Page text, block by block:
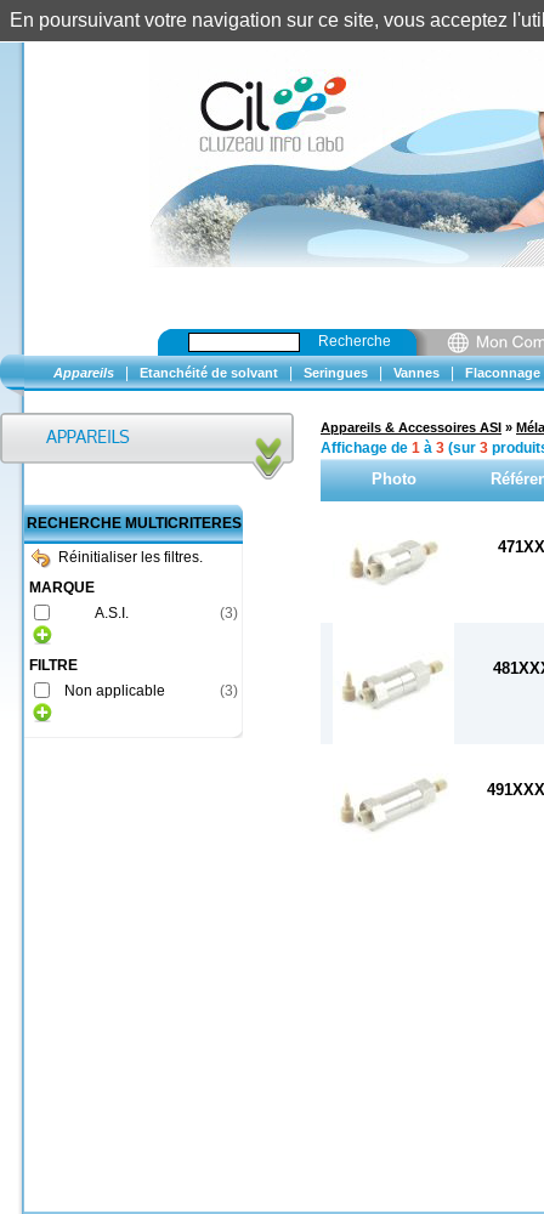
Recherche
Appareils Etanchéité de solvant Seringues Vannes Flaconnage
RECHERCHE MULTICRITERES
Réinitialiser les filtres.
MARQUE
A.S.I.
(3)
FILTRE
Non applicable
(3)
Appareils & Accessoires ASI »
Affichage de 1 à 3 (sur 3
Photo
En poursuivant votre navigation sur ce site, vous acceptez